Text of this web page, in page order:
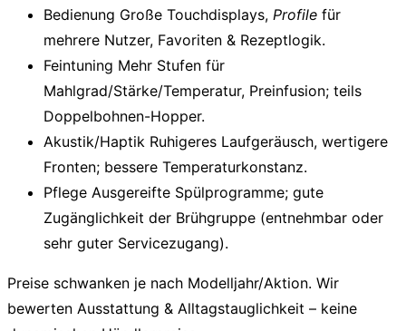
Bedienung Große Touchdisplays, Profile für
mehrere Nutzer, Favoriten & Rezeptlogik.
Feintuning Mehr Stufen für
Mahlgrad/Stärke/Temperatur, Preinfusion; teils
Doppelbohnen-Hopper.
Akustik/Haptik Ruhigeres Laufgeräusch, wertigere
Fronten; bessere Temperaturkonstanz.
Pflege Ausgereifte Spülprogramme; gute
Zugänglichkeit der Brühgruppe (entnehmbar oder
sehr guter Servicezugang).
Preise schwanken je nach Modelljahr/Aktion. Wir
bewerten Ausstattung & Alltagstauglichkeit – keine